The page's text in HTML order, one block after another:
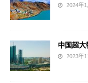
2024年
中国超大
2023年